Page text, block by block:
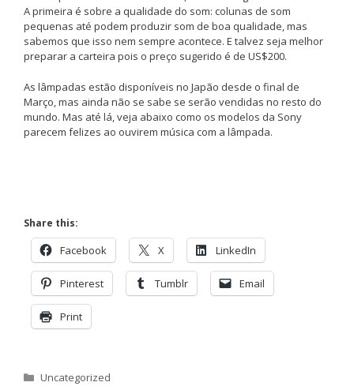
A primeira é sobre a qualidade do som: colunas de som
pequenas até podem produzir som de boa qualidade, mas
sabemos que isso nem sempre acontece. E talvez seja melhor
preparar a carteira pois o preço sugerido é de US$200.
As lâmpadas estão disponíveis no Japão desde o final de
Março, mas ainda não se sabe se serão vendidas no resto do
mundo. Mas até lá, veja abaixo como os modelos da Sony
parecem felizes ao ouvirem música com a lâmpada.
Share this:
Facebook X LinkedIn
Pinterest Tumblr Email
Print
Categorias
Uncategorized